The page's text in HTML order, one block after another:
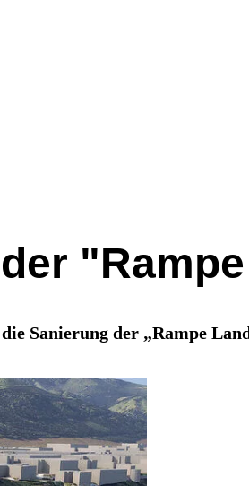
Sanierung der „Rampe